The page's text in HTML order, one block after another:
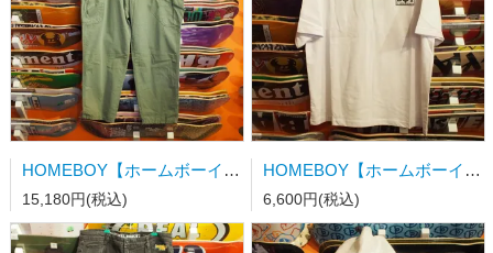
HOMEBOY【ホームボーイ】x-tra CARGO PANTS OLIVE 33/32
15,180円(税込)
HOMEBOY【ホームボーイ】OLD SCHOOL S/S TEE WHITE
6,600円(税込)